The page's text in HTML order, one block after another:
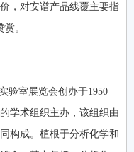
，对安谱产品线覆主要指
。
验室展览会创办于1950
学术组织主办，该组织由
构成。植根于分析化学和